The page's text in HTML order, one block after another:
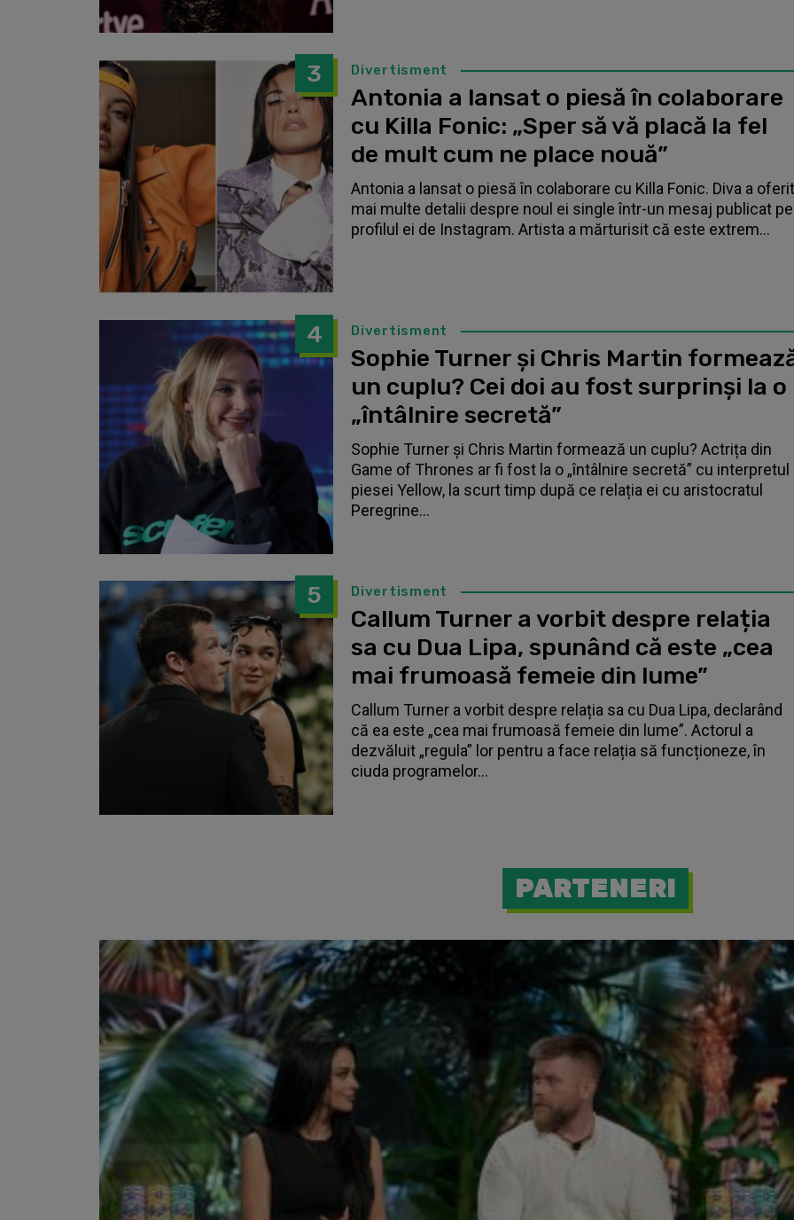
3 Divertisment
Antonia a lansat o piesă în colaborare
cu Killa Fonic: „Sper să vă placă la fel
de mult cum ne place nouă”
Antonia a lansat o piesă în colaborare cu Killa Fonic. Diva a oferit
mai multe detalii despre noul ei single într-un mesaj publicat pe
profilul ei de Instagram. Artista a mărturisit că este extrem...
4 Divertisment
Sophie Turner și Chris Martin
un cuplu? Cei doi au fost surprinși la o
„întâlnire secretă”
Sophie Turner și Chris Martin formează un cuplu? Actrița din
Game of Thrones ar fi fost la o „întâlnire secretă” cu interpretul
piesei Yellow, la scurt timp după ce relația ei cu aristocratul
Peregrine...
5 Divertisment
Callum Turner a vorbit despre relația
sa cu Dua Lipa, spunând că este „cea
mai frumoasă femeie din lume”
Callum Turner a vorbit despre relația sa cu Dua Lipa, declarând
că ea este „cea mai frumoasă femeie din lume”. Actorul a
dezvăluit „regula” lor pentru a face relația să funcționeze, în
ciuda programelor...
PARTENERI